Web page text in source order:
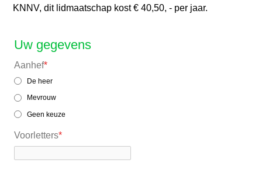
KNNV, dit lidmaatschap kost € 40,50, - per jaar.
Uw gegevens
Aanhef*
De heer
Mevrouw
Geen keuze
Voorletters*